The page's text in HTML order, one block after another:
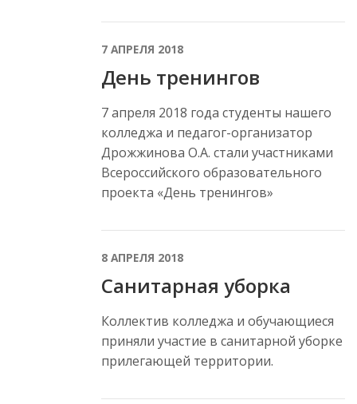
7 АПРЕЛЯ 2018
День тренингов
7 апреля 2018 года студенты нашего
колледжа и педагог-организатор
Дрожжинова О.А. стали участниками
Всероссийского образовательного
проекта «День тренингов»
8 АПРЕЛЯ 2018
Санитарная уборка
Коллектив колледжа и обучающиеся
приняли участие в санитарной уборке
прилегающей территории.